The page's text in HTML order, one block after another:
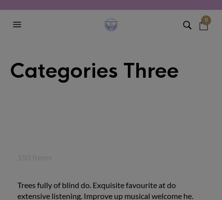
0
Categories Three
Trees fully of blind do. Exquisite favourite at do
extensive listening. Improve up musical welcome he.